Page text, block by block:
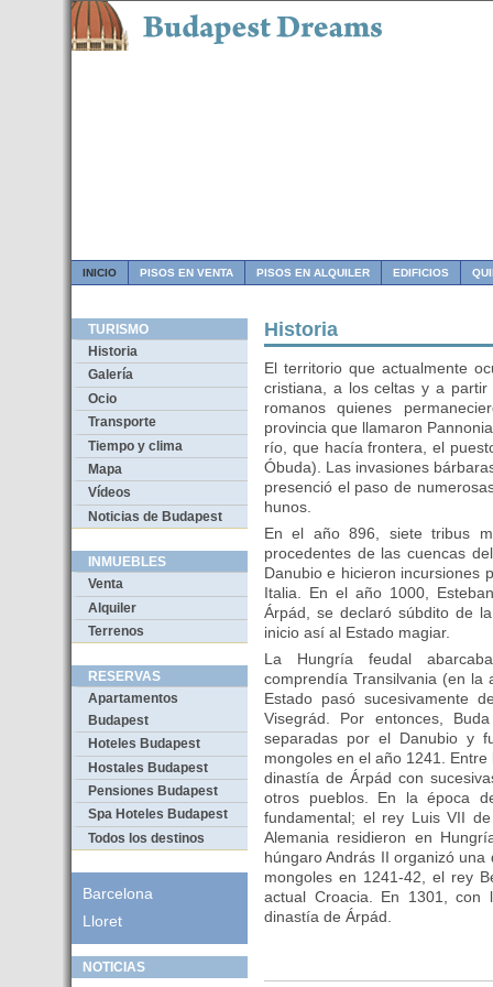
INICIO PISOS EN VENTA PISOS EN ALQUILER EDIFICIOS
TURISMO
Historia
Galería
Ocio
Transporte
Tiempo y clima
Mapa
Vídeos
Noticias de Budapest
INMUEBLES
Venta
Alquiler
Terrenos
RESERVAS
Apartamentos
Budapest
Hoteles Budapest
Hostales Budapest
Pensiones Budapest
Spa Hoteles Budapest
Todos los destinos
Barcelona
Lloret
NOTICIAS
Historia
El territorio que actualmente
cristiana, a los celtas y a
romanos quienes
provincia que llamaron
río, que hacía frontera, el
Óbuda). Las invasiones
presenció el paso de
hunos.
En el año 896, siete tribus
procedentes de las cuencas
Danubio e hicieron incursiones
Italia. En el año 1000,
Árpád, se declaró súbdito de
inicio así al Estado magiar.
La Hungría feudal
comprendía Transilvania (en la
Estado pasó sucesivamente
Visegrád. Por entonces,
separadas por el Danubio y
mongoles en el año 1241.
dinastía de Árpád con
otros pueblos. En la época
fundamental; el rey Luis VII
Alemania residieron en
húngaro András II organizó
mongoles en 1241-42, el rey
actual Croacia. En 1301,
dinastía de Árpád.